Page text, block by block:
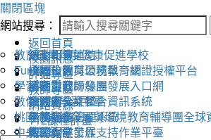
關閉區塊
網站搜尋：
返回首頁
校園訊息
活動相簿
校內公告
活動影音
教務處
學務處
總務處
評鑑專區
111學年度健康促進學校
永續校園與環境教育網
溪海愛閱粉絲團
交通安全評鑑
午餐評鑑
衛生保健工作
教師專區
線上朝會連結
桃園市教育公務單一認證授權平台
桃園市教師發展發展入口網
桃園市公文整合資訊系統
全國圖書管理系統
教師專業發展支持作業平臺
網路資源
教育雲
Fun學王
學習吧
數位閱讀學習平臺
桃園市永續發展與環境教育輔導團全球
中央氣象局
112課程計畫